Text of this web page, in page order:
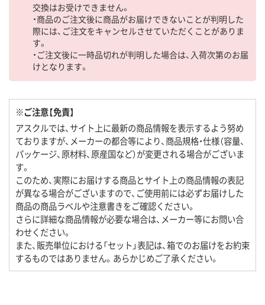
交換はお受けできません。
・商品のご注文後に商品がお届けできないことが判明した
際には、ご注文をキャンセルさせていただくことがありま
す。
・ご注文後に一時品切れが判明した場合は、入荷次第のお届
けとなります。
※ご注意【免責】
アスクルでは、サイト上に最新の商品情報を表示するよう努め
ておりますが、メーカーの都合等により、商品規格・仕様（容量、
パッケージ、原材料、原産国など）が変更される場合がございま
す。
このため、実際にお届けする商品とサイト上の商品情報の表記
が異なる場合がございますので、ご使用前には必ずお届けした
商品の商品ラベルや注意書きをご確認ください。
さらに詳細な商品情報が必要な場合は、メーカー等にお問い合
わせください。
また、販売単位における「セット」表記は、箱でのお届けをお約束
するものではありません。あらかじめご了承ください。